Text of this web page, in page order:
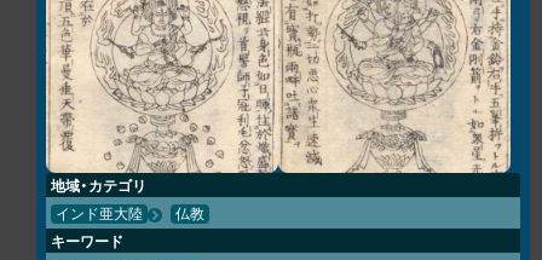
地域・カテゴリ
インド亜大陸 仏教
キーワード